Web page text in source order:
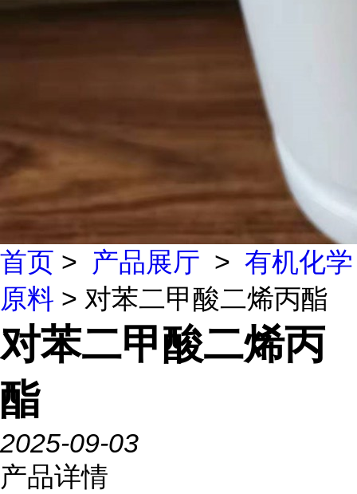
首页 > 产品展厅 > 有机化学
原料 > 对苯二甲酸二烯丙酯
对苯二甲酸二烯丙
酯
2025-09-03
产品详情